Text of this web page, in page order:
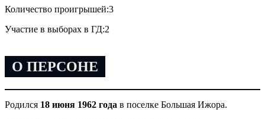
Количество проигрышей:3
Участие в выборах в ГД:2
О ПЕРСОНЕ
Родился 18 июня 1962 года в поселке Большая Ижора.